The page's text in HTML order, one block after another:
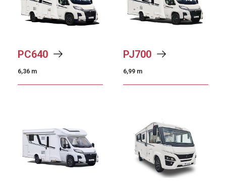
PC640
6,36 m
PJ700
6,99 m